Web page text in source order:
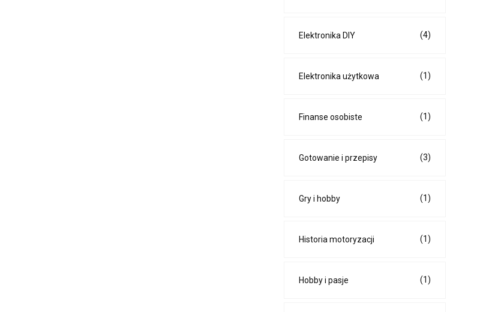
Elektronika DIY (4)
Elektronika użytkowa (1)
Finanse osobiste (1)
Gotowanie i przepisy (3)
Gry i hobby (1)
Historia motoryzacji (1)
Hobby i pasje (1)